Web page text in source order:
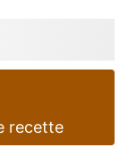
recette